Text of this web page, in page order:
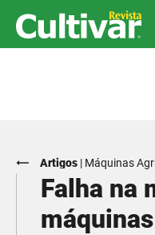
Artigos | Máquinas
Falha na